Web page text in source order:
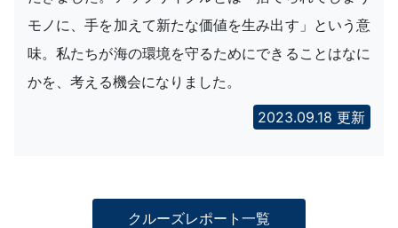
モノに、手を加えて新たな価値を生み出す」という意
味。私たちが海の環境を守るためにできることはなに
かを、考える機会になりました。
2023.09.18 更新
クルーズレポート一覧